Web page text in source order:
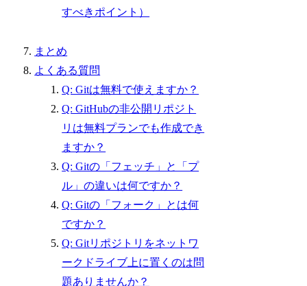
すべきポイント）
まとめ
よくある質問
Q: Gitは無料で使えますか？
Q: GitHubの非公開リポジト
リは無料プランでも作成でき
ますか？
Q: Gitの「フェッチ」と「プ
ル」の違いは何ですか？
Q: Gitの「フォーク」とは何
ですか？
Q: Gitリポジトリをネットワ
ークドライブ上に置くのは問
題ありませんか？